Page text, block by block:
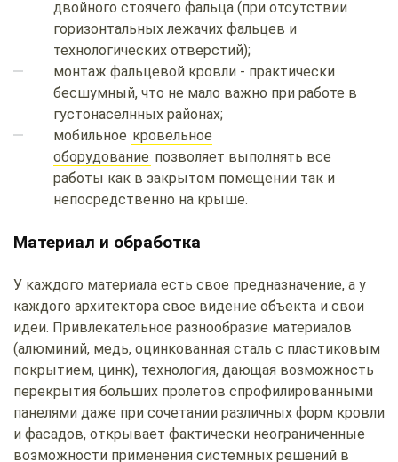
двойного стоячего фальца (при отсутствии
горизонтальных лежачих фальцев и
технологических отверстий);
монтаж фальцевой кровли - практически
бесшумный, что не мало важно при работе в
густонаселнных районах;
мобильное кровельное
оборудование позволяет выполнять все
работы как в закрытом помещении так и
непосредственно на крыше.
Материал и обработка
У каждого материала есть свое предназначение, а у
каждого архитектора свое видение объекта и свои
идеи. Привлекательное разнообразие материалов
(алюминий, медь, оцинкованная сталь с пластиковым
покрытием, цинк), технология, дающая возможность
перекрытия больших пролетов спрофилированными
панелями даже при сочетании различных форм кровли
и фасадов, открывает фактически неограниченные
возможности применения системных решений в